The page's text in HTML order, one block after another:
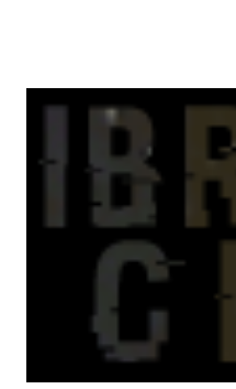
potete capire le mie
probabilmente lo avrei
molto introduttivo, nel
succede un bel niente. E
finisce esattamente nel bel
"mezzo" della storia?